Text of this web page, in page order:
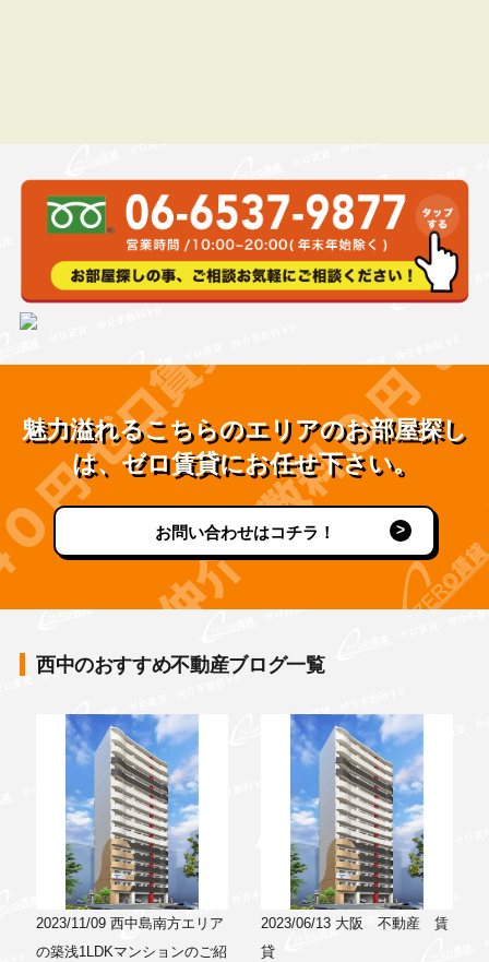
魅力溢れるこちらのエリアのお部屋探し
は、ゼロ賃貸にお任せ下さい。
お問い合わせはコチラ！
西中のおすすめ不動産ブログ一覧
2023/11/09 西中島南方エリア
の築浅1LDKマンションのご紹
2023/06/13 大阪 不動産 賃
貸